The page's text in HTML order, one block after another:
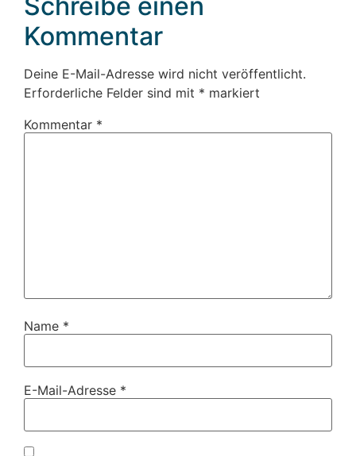
Kommentar
Deine E-Mail-Adresse wird nicht veröffentlicht.
Erforderliche Felder sind mit * markiert
Kommentar *
Name *
E-Mail-Adresse *